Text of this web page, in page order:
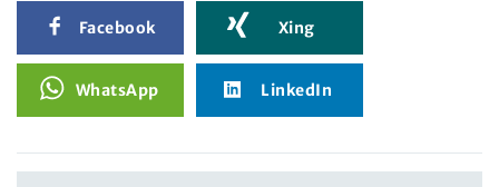
Facebook Xing
WhatsApp LinkedIn